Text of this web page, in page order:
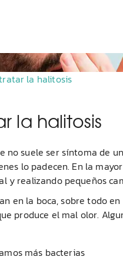
la halitosis
la halitosis
suele ser síntoma de
lo padecen. En la
y realizando pequeños
en la boca, sobre todo
produce el mal olor.
más bacterias